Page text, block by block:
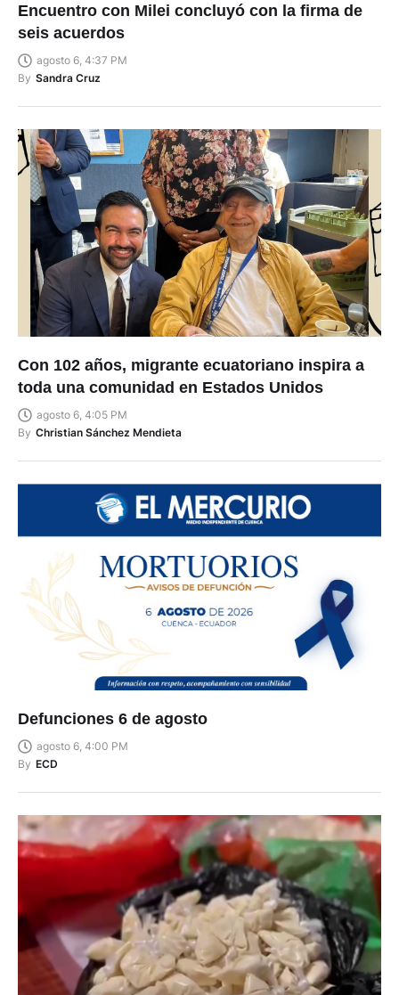
Encuentro con Milei concluyó con la firma de
seis acuerdos
agosto 6, 4:37 PM
By Sandra Cruz
Con 102 años, migrante ecuatoriano inspira a
toda una comunidad en Estados Unidos
agosto 6, 4:05 PM
By Christian Sánchez Mendieta
Defunciones 6 de agosto
agosto 6, 4:00 PM
By ECD